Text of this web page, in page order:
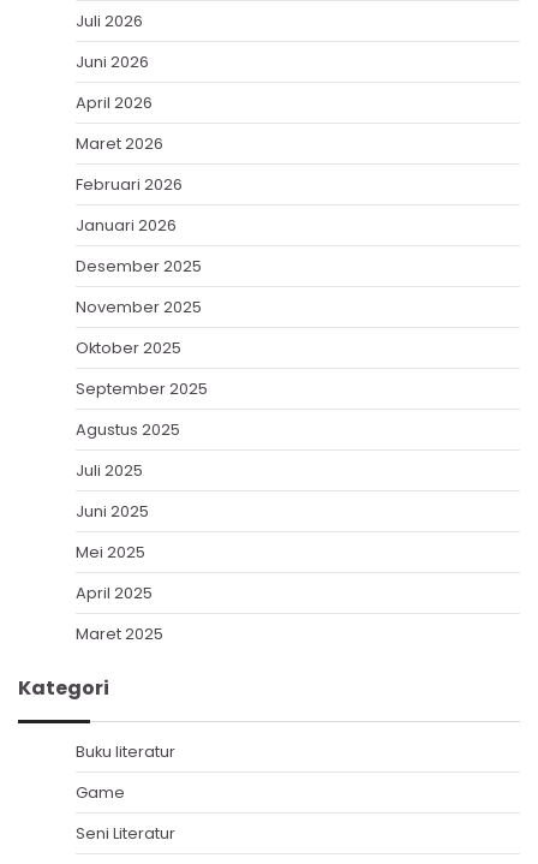
Juli 2026
Juni 2026
April 2026
Maret 2026
Februari 2026
Januari 2026
Desember 2025
November 2025
Oktober 2025
September 2025
Agustus 2025
Juli 2025
Juni 2025
Mei 2025
April 2025
Maret 2025
Kategori
Buku literatur
Game
Seni Literatur